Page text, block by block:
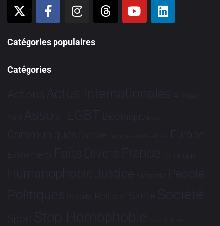
Catégories populaires
Catégories
Actions Actus Internationales Afrique
Asie Assos. LGBT Bioéthique Brève
Communiqués Culture Dialogues France-Brésil Europe
Evénements Faits Divers France Hommage
HumanophobieJustice Partenariat People
Politiques Projets Religion Santé Société
Sport Stop Homophobie Tech Tribune